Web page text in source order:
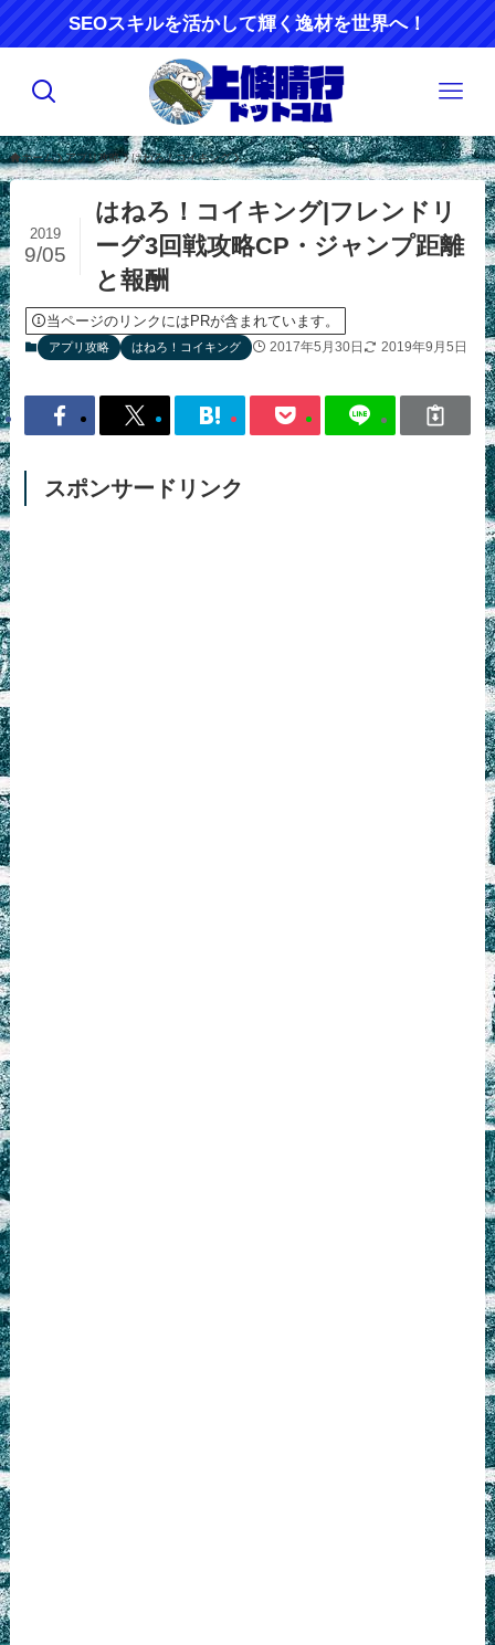
SEOスキルを活かして輝く逸材を世界へ！
ホーム アプリ攻略 はねろ！コイキング
はねろ！コイキング|フレンドリ
ーグ3回戦攻略CP・ジャンプ距離
と報酬
2019
9/05
当ページのリンクにはPRが含まれています。
アプリ攻略 はねろ！コイキング 2017年5月30日 2019年9月5日
スポンサードリンク